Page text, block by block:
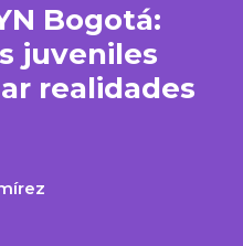
Bogotá:
juveniles
realidades